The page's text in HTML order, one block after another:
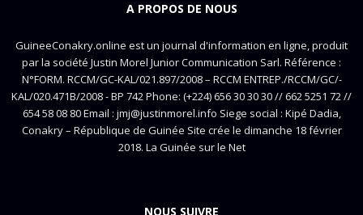
A PROPOS DE NOUS
GuineeConakry.online est un journal d'information en ligne, produit
par la société Justin Morel Junior Communication Sarl. Référence :
N°FORM. RCCM/GC-KAL/021.897/2008 – RCCM ENTREP./RCCM/GC/-
KAL/020.471B/2008 - BP 742 Phone: (+224) 656 30 30 30 // 662 5251 72 //
654 58 08 80 Email : jmj@justinmorel.info Siege social : Kipé Dadia,
Conakry – République de Guinée Site crée le dimanche 18 février
2018. La Guinée sur le Net
NOUS SUIVRE